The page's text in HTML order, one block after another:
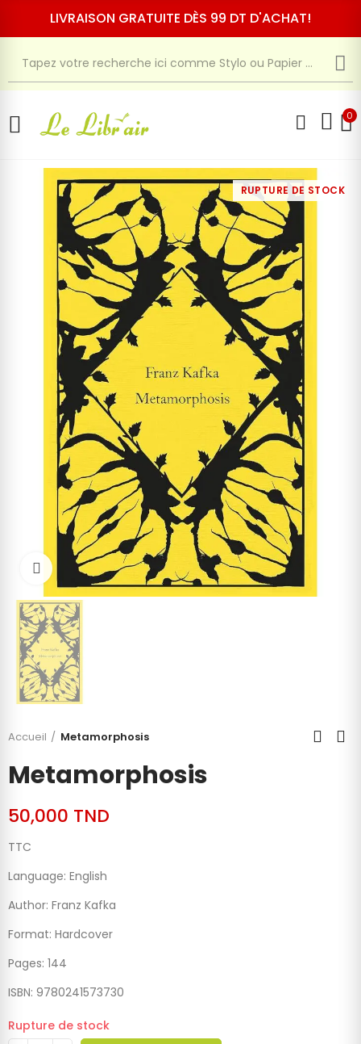
LIVRAISON GRATUITE DÈS 99 DT D'ACHAT!
0
RUPTURE DE STOCK
Cliquez pour agrandir
Accueil Metamorphosis
Metamorphosis
50,000 TND
TTC
Language: English
Author: Franz Kafka
Format: Hardcover
Pages: 144
ISBN: 9780241573730
Rupture de stock